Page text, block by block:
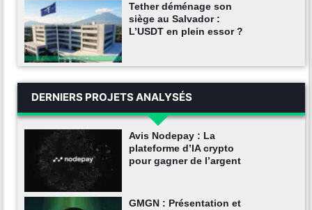
Tether déménage son
siège au Salvador :
L’USDT en plein essor ?
DERNIERS PROJETS ANALYSÉS
Avis Nodepay : La
plateforme d’IA crypto
pour gagner de l’argent
GMGN : Présentation et